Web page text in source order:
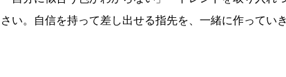
さい。自信を持って差し出せる指先を、一緒に作ってい